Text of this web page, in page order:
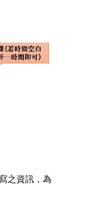
之資訊，為